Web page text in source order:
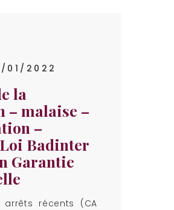
01/2022
la
malaise –
–
Badinter
Garantie
récents (CA